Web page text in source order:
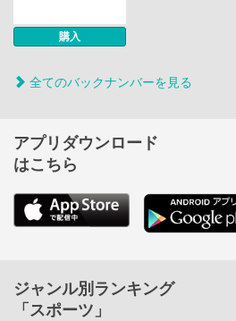
購入
全てのバックナンバーを見る
アプリダウンロード
はこちら
ジャンル別ランキング
「スポーツ」